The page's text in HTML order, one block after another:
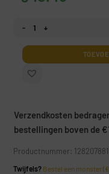
Verzendkosten
bestellingen boven de
Productnummer:
Twijfels? Bestel een monster